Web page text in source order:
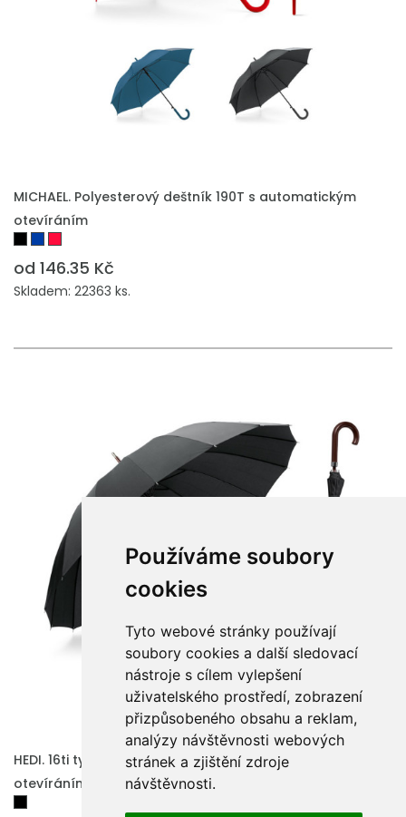
Používáme soubory
cookies
Tyto webové stránky používají
soubory cookies a další sledovací
nástroje s cílem vylepšení
uživatelského prostředí, zobrazení
přizpůsobeného obsahu a reklam,
analýzy návštěvnosti webových
stránek a zjištění zdroje
návštěvnosti.
MICHAEL. Polyesterový deštník 190T s automatickým
otevíráním
od 146.35 Kč
Skladem: 22363 ks.
HEDI. 16ti tyčový deštník z 190T pongee s automatickým
otevíráním